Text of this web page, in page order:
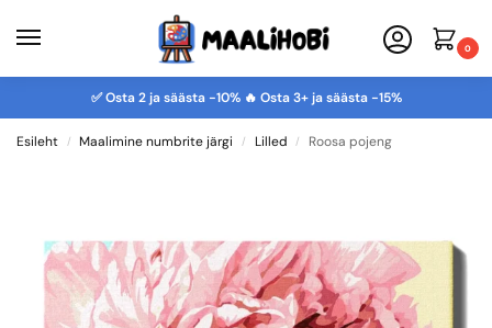
0
✅ Osta 2 ja säästa -10% 🔥 Osta 3+ ja säästa -15%
Esileht / Maalimine numbrite järgi / Lilled / Roosa pojeng